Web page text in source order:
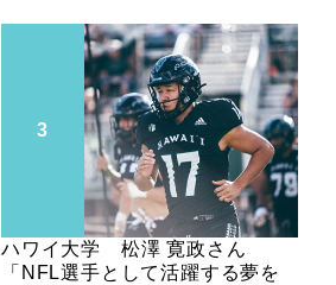
ハワイ大学 松澤 寛政さん
「NFL選手として活躍する夢を